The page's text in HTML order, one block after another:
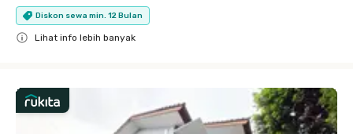
Diskon sewa min. 12 Bulan
Lihat info lebih banyak